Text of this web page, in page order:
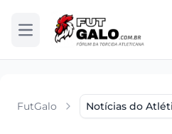
Abrir menu
FutGalo Notícias do